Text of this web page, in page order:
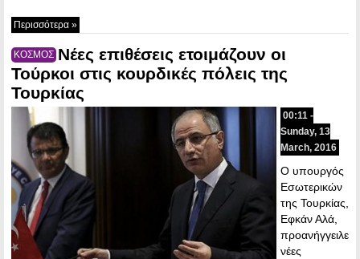
Περισσότερα »
ΚΟΣΜΟΣ Νέες επιθέσεις ετοιμάζουν οι
Τούρκοι στις κουρδικές πόλεις της
Τουρκίας
00:11 -
Sunday, 13
March, 2016
Ο υπουργός
Εσωτερικών
της Τουρκίας,
Εφκάν Αλά,
προανήγγειλε
νέες